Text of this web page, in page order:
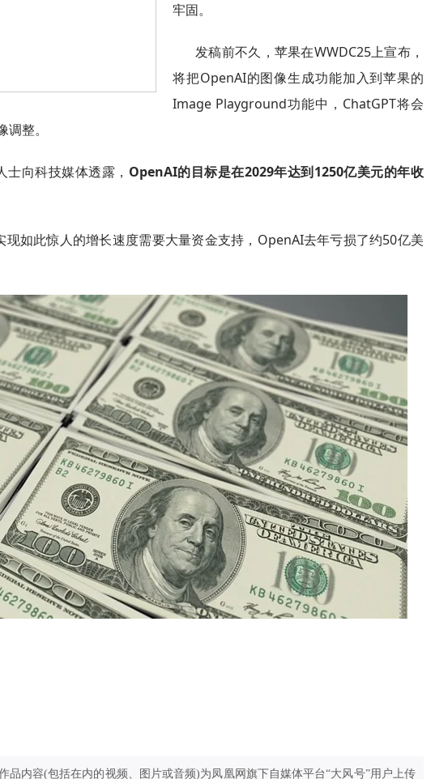
牢固。
发稿前不久，苹果在WWDC25上宣布，
将把OpenAI的图像生成功能加入到苹果的
Image Playground功能中，ChatGPT将会
整。
士向科技媒体透露， OpenAI的目标是在2029年达到1250亿美元的年收
现如此惊人的增长速度需要大量资金支持，OpenAI去年亏损了约50亿美
品内容(包括在内的视频、图片或音频)为凤凰网旗下自媒体平台“大风号”用户上传